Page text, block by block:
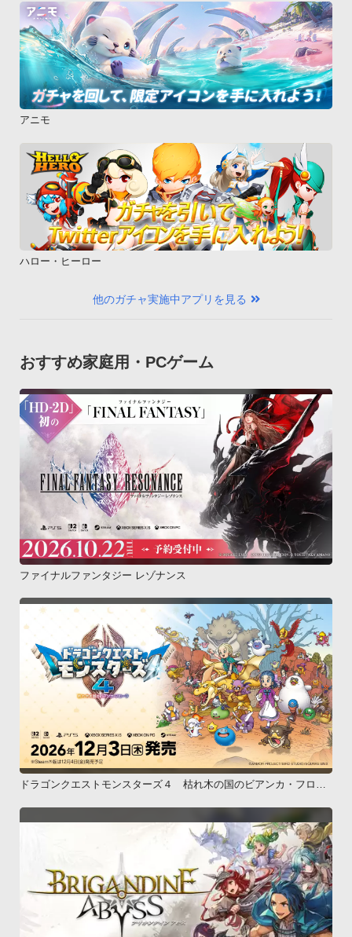
・003P
・HTC Desire HD 001HT
・DELL Streak SoftBank 001DL
・GALAPAGOS 003SH
・GALAPAGOS 005SH
・AQUOS PHONE 007SH
・Vision 007HW※Sメールの着信音につきまして、本アプリで
は「通知音」の変更のみ可能となっているため、「通知音」と
は別に「メール着信音」がある機種につきましては、「メール
着信音」には設定出来ません。予めご了承下さいますようお願
い申し上げます。
◆対応OS
Android OS 2.1以降※本アプリは月額サービスではございませ
アンインストールするまで無料で使用出来ます。
す。
アニモ
ハロー・ヒーロー
他のガチャ実施中アプリを見る
おすすめ家庭用・PCゲーム
ファイナルファンタジー レゾナンス
ドラゴンクエストモンスターズ４ 枯れ木の国のビアンカ・フロー